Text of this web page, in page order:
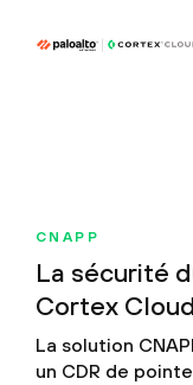
CNAPP
La sécurité
Cortex Cloud
La solution
un CDR de